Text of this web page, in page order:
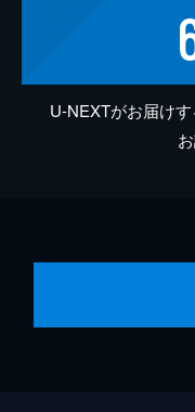
U-NEXTがお届け